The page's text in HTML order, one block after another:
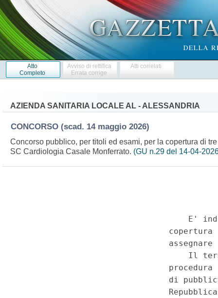
Atto
Completo
Avviso di rettifica
Errata corrige
Atti correlati
AZIENDA SANITARIA LOCALE AL - ALESSANDRIA
CONCORSO (scad. 14 maggio 2026)
Concorso pubblico, per titoli ed esami, per la copertura di
SC Cardiologia Casale Monferrato. (GU n.29 del 14-04-